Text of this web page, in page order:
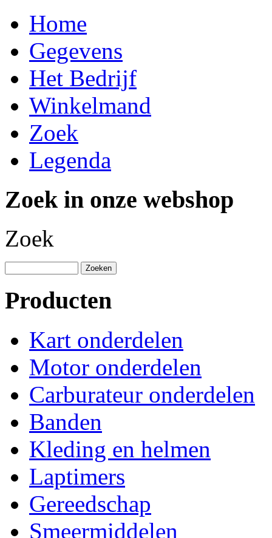
Home
Gegevens
Het Bedrijf
Winkelmand
Zoek
Legenda
Zoek in onze webshop
Zoek
Producten
Kart onderdelen
Motor onderdelen
Carburateur onderdelen
Banden
Kleding en helmen
Laptimers
Gereedschap
Smeermiddelen